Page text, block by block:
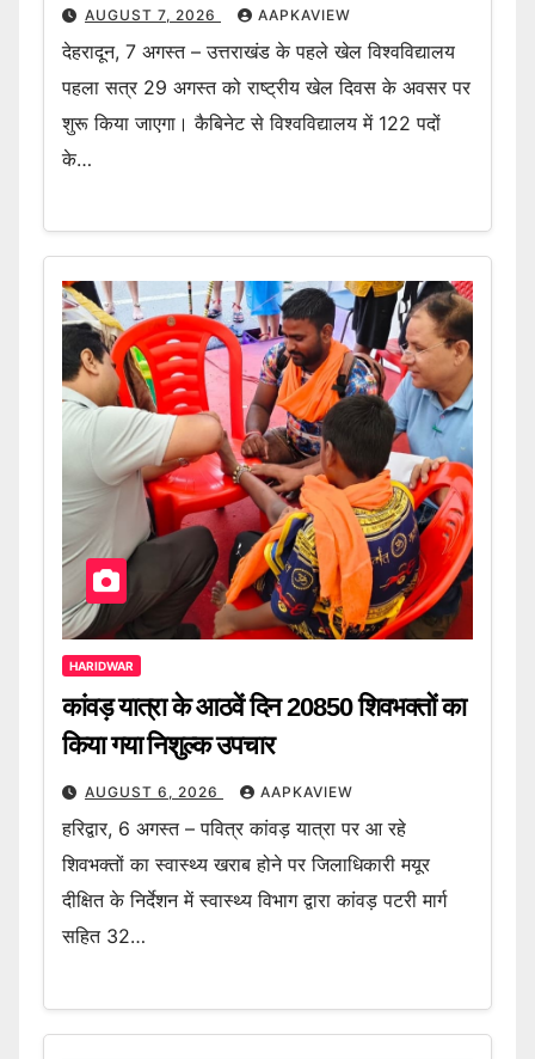
AUGUST 7, 2026 AAPKAVIEW
देहरादून, 7 अगस्त – उत्तराखंड के पहले खेल विश्वविद्यालय
पहला सत्र 29 अगस्त को राष्ट्रीय खेल दिवस के अवसर पर
शुरू किया जाएगा। कैबिनेट से विश्वविद्यालय में 122 पदों
के…
HARIDWAR
कांवड़ यात्रा के आठवें दिन 20850 शिवभक्तों का
किया गया निशुल्क उपचार
AUGUST 6, 2026 AAPKAVIEW
हरिद्वार, 6 अगस्त – पवित्र कांवड़ यात्रा पर आ रहे
शिवभक्तों का स्वास्थ्य खराब होने पर जिलाधिकारी मयूर
दीक्षित के निर्देशन में स्वास्थ्य विभाग द्वारा कांवड़ पटरी मार्ग
सहित 32…